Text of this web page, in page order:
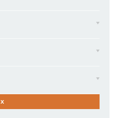
x